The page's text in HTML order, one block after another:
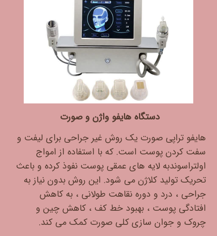
دستگاه هایفو واژن و صورت
هایفو تراپی صورت یک روش غیر جراحی برای لیفت و
سفت کردن پوست است. که با استفاده از امواج
اولتراسوندبه لایه های عمقی پوست نفوذ کرده و باعث
تحریک تولید کلاژن می شود. این روش بدون نیاز به
جراحی ، درد و دوره نقاهت طولانی ، به کاهش
افتادگی پوست ، بهبود خط کف ، کاهش چین و
چروک و جوان سازی کلی صورت کمک می کند.